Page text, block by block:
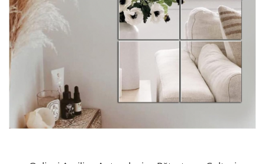
Stickere Copii
Stickere Florale
Stickere Diverse
Stickere Pentru Usi
Unelte - Accesorii DIY
Markere Corectoare - Retuș
Mobilier